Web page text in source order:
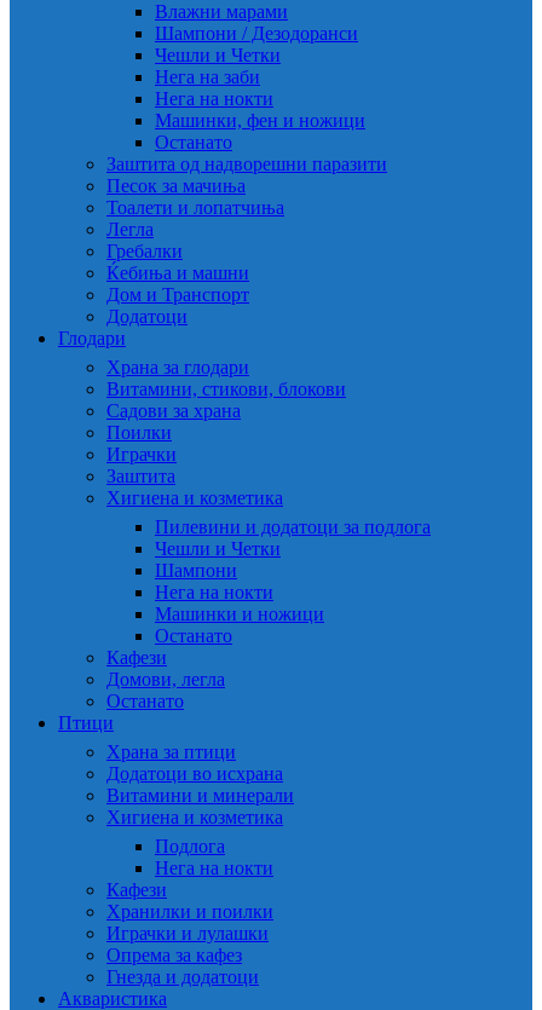
Влажни марами
Шампони / Дезодоранси
Чешли и Четки
Нега на заби
Нега на нокти
Машинки, фен и ножици
Останато
Заштита од надворешни паразити
Песок за мачиња
Тоалети и лопатчиња
Легла
Гребалки
Ќебиња и машни
Дом и Транспорт
Додатоци
Глодари
Храна за глодари
Витамини, стикови, блокови
Садови за храна
Поилки
Играчки
Заштита
Хигиена и козметика
Пилевини и додатоци за подлога
Чешли и Четки
Шампони
Нега на нокти
Машинки и ножици
Останато
Кафези
Домови, легла
Останато
Птици
Храна за птици
Додатоци во исхрана
Витамини и минерали
Хигиена и козметика
Подлога
Нега на нокти
Кафези
Хранилки и поилки
Играчки и лулашки
Опрема за кафез
Гнезда и додатоци
Акваристика